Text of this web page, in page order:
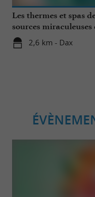
Les thermes et spas
sources miraculeuses
bien-être
2,6 km - Dax